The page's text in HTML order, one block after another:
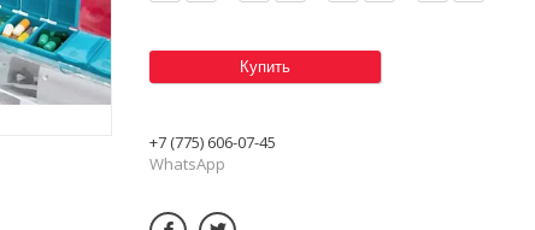
Купить
+7 (775) 606-07-45
WhatsApp